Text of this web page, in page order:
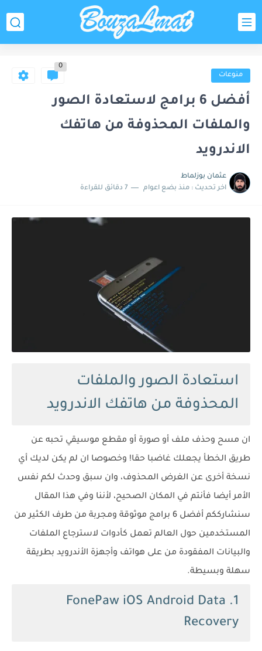
منوعات
0
أفضل 6 برامج لاستعادة الصور
والملفات المحذوفة من هاتفك
الاندرويد
عثمان بوزلماط
اخر تحديث : منذ بضع اعوام 7 دقائق للقراءة
استعادة الصور والملفات
المحذوفة من هاتفك الاندرويد
ان مسح وحذف ملف أو صورة أو مقطع موسيقي تحبه عن
طريق الخطأ يجعلك غاضبا حقا! وخصوصا ان لم يكن لديك أي
نسخة أخرى عن الغرض المحذوف، وان سبق وحدث لكم نفس
الأمر أيضا فأنتم في المكان الصحيح، لأننا وفي هذا المقال
سنشارككم أفضل 6 برامج موثوقة ومجربة من طرف الكثير من
المستخدمين حول العالم تعمل كأدوات لاسترجاع الملفات
والبيانات المفقودة من على هواتف وأجهزة الأندرويد بطريقة
سهلة وبسيطة.
1. FonePaw iOS Android Data
Recovery